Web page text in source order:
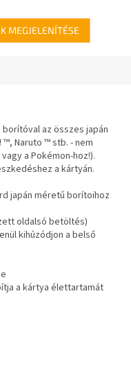
MEGJELENÍTÉSE
az összes japán
™, Naruto ™ stb. - nem
a Pokémon-hoz!).
a kártyán.
japán méretű borítoihoz
oldalsó betöltés)
kihúzódjon a belső
a kártya élettartamát